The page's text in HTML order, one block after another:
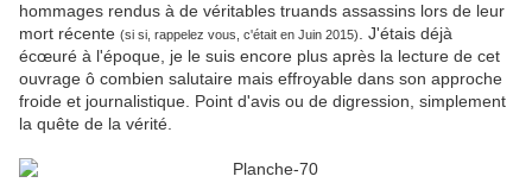
hommages rendus à de véritables truands assassins lors de leur
mort récente (si si, rappelez vous, c'était en Juin 2015)
. J'étais déjà
écœuré à l'époque, je le suis encore plus après la lecture de cet
ouvrage ô combien salutaire mais effroyable dans son approche
froide et journalistique. Point d'avis ou de digression, simplement
la quête de la vérité.